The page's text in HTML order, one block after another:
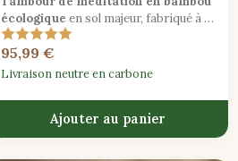
écologique en sol majeur, fabriqué à la
main avec un assemblage traditionnel
pour une résonance chaleureuse et
organique.
95,99 €
Livraison neutre en carbone
Ajouter au panier